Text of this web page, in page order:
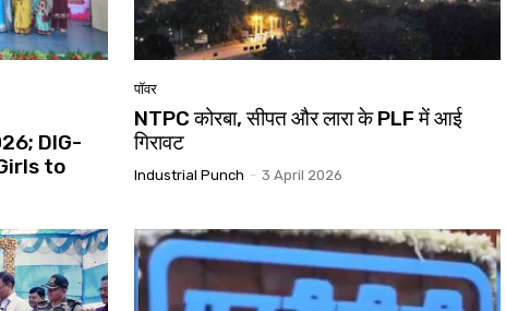
DIG-
to
पॉवर
NTPC कोरबा, सीपत और लारा के PLF में आई
गिरावट
Industrial Punch - 3 April 2026